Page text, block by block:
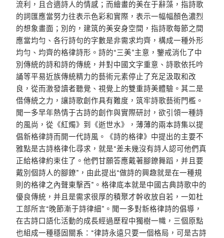
流利，且合適詩人的情感；而繪畫的美在于辭藻，指詩歌
的詞匯應當努力往表示色彩和實際，表示一幅幅顏色濃烈
的想象畫面；別的，建筑的美安身空間，指詩歌每節之間
應當均勻、各行詩句的字數是非需求均齊，構成一種外形
均勻、均齊的格律詩形。詩的“三美”主意，鑒戒消化了中
別傳統的詩和詩的傳統，并對中國文字重意、詩歌依托吟
誦等平易近族傳統精力的藝術元素停止了充足汲取和改
良，從而激發讀者聽覺、視覺上的雙重詩美體驗。其二是
借傳統之力，讓詩歌創作具有難度，筑牢詩歌藝術門檻。
聞一多早年熱情于古詩的創作與實際研討，欲引領一種詩
的風尚，從《紅燭》到《逝世水》，薄薄的兩本詩集以提
倡新格律詩而開一代詩風。《詩的格律》中提出的主要不
雅點是古詩格律化尋求，就是“差未幾沒有詩人認可他們真
正給格律約束住了。他們甘願答應戴著腳鐐舞蹈，并且要
戴別個詩人的腳鐐”，由此提出“做詩的興趣就是在一種規
則的格律之內聲東擊西”。格律底本就是中國古典詩歌中的
優良傳統，并且是需求很厚的積聚才幹收放自若，一如杜
工部所言“晚節漸于詩律細”。聞一多對新格律詩的倡導，
在古詩口語化活動的成長經過歷程中獨樹一幟，三個原點
也組成一種穩固關系：“律詩永遠只要一個格局，可是古詩